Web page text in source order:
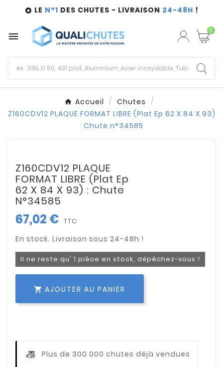
 LE N°1 DES CHUTES - LIVRAISON 24-48H !
 0
Accueil
Chutes
Z160CDV12 PLAQUE FORMAT LIBRE (Plat Ep 62 X 84 X 93)
: Chute n°34585
Z160CDV12 PLAQUE
FORMAT LIBRE (Plat Ep
62 X 84 X 93) : Chute
N°34585
67,02 € TTC
Il ne reste qu' 1 pièce en stock, dépêchez-vous !
 AJOUTER AU PANIER
Plus de 300 000 chutes déjà vendues